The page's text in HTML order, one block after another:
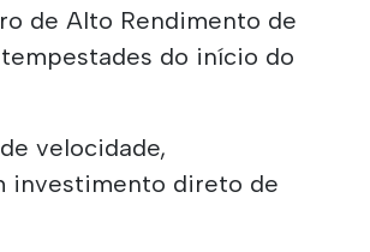
de Alto Rendimento de
do início do
velocidade,
investimento direto de